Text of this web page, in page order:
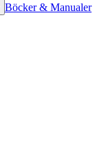
Böcker & Manualer